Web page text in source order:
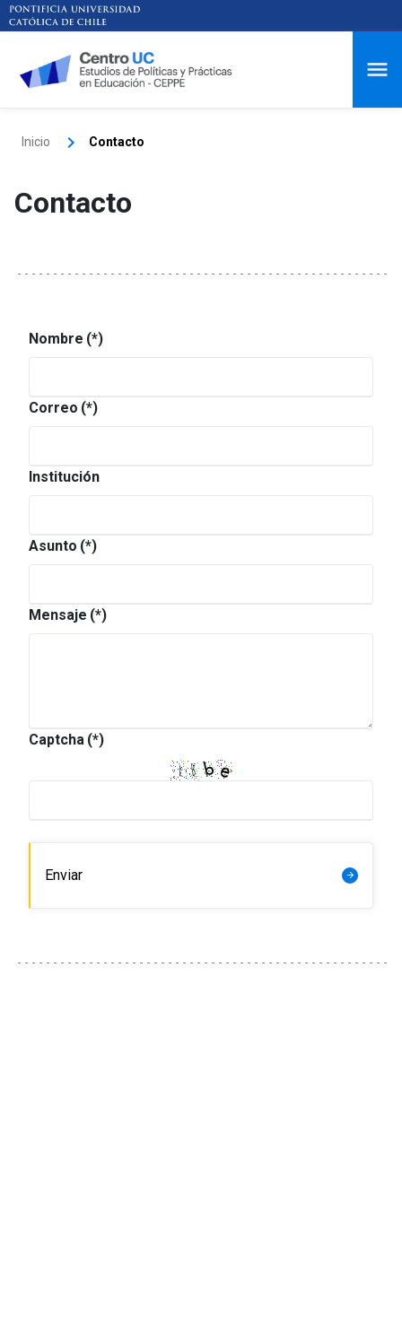
Inicio Contacto
Contacto
Nombre (*)
Correo (*)
Institución
Asunto (*)
Mensaje (*)
Captcha (*)
Enviar